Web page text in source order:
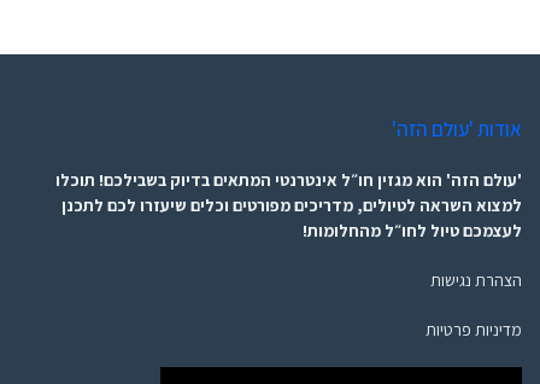
אודות 'עולם הזה'
'עולם הזה' הוא מגזין חו״ל אינטרנטי המתאים בדיוק בשבילכם! תוכלו
למצוא השראה לטיולים, מדריכים מפורטים וכלים שיעזרו לכם לתכנן
לעצמכם טיול לחו״ל מהחלומות!
הצהרת נגישות
מדיניות פרטיות